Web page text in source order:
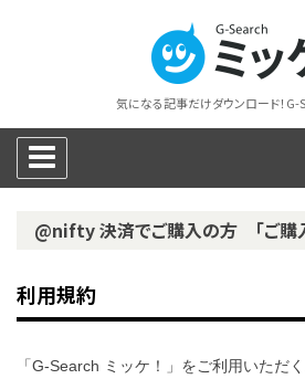
気になる記事だけダウンロード！G-
@nifty 決済でご購入の方 「ご購
利用規約
「G-Search ミッケ！」をご利用いただ